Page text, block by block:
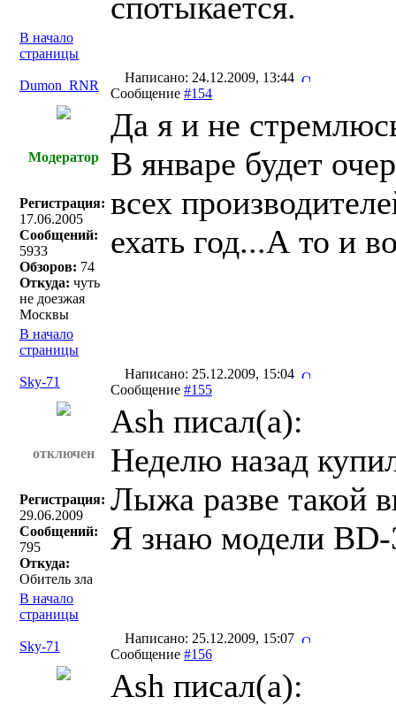
В начало
страницы
Dumon_RNR
Написано: 24.12.2009, 13:44
Сообщение #154
Модератор
Регистрация:
17.06.2005
Сообщений:
5933
Обзоров: 74
Откуда: чуть
не доезжая
Москвы
Да я и не
В январе будет
всех
ехать год...А то и
В начало
страницы
Sky-71
Написано: 25.12.2009, 15:04
Сообщение #155
отключен
Регистрация:
29.06.2009
Сообщений:
795
Откуда:
Обитель зла
Ash писал(a):
Неделю назад
Лыжа разве такой
Я знаю модели BD-
В начало
страницы
Sky-71
Написано: 25.12.2009, 15:07
Сообщение #156
Ash писал(a):